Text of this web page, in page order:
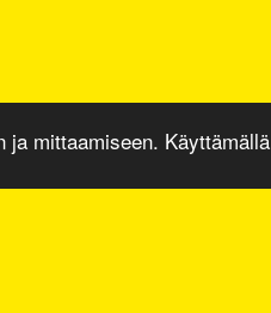
ja mittaamiseen. Käyttämällä